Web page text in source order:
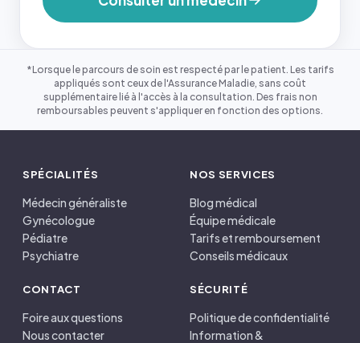
*Lorsque le parcours de soin est respecté par le patient. Les tarifs
appliqués sont ceux de l'Assurance Maladie, sans coût
supplémentaire lié à l'accès à la consultation. Des frais non
remboursables peuvent s'appliquer en fonction des options.
SPÉCIALITÉS
Médecin généraliste
Gynécologue
Pédiatre
Psychiatre
NOS SERVICES
Blog médical
Équipe médicale
Tarifs et remboursement
Conseils médicaux
CONTACT
Foire aux questions
Nous contacter
SÉCURITÉ
Politique de confidentialité
Information &